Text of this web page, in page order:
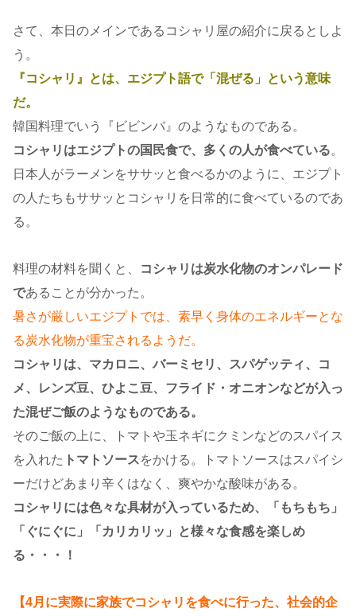
さて、本日のメインであるコシャリ屋の紹介に戻るとしよ
う。
『コシャリ』とは、エジプト語で「混ぜる」という意味
だ。
韓国料理でいう『ビビンバ』のようなものである。
コシャリはエジプトの国民食で、多くの人が食べている。
日本人がラーメンをササッと食べるかのように、エジプト
の人たちもササッとコシャリを日常的に食べているのであ
る。
料理の材料を聞くと、
コシャリは炭水化物のオンパレード
であることが分かった。
暑さが厳しいエジプトでは、素早く身体のエネルギーとな
る炭水化物が重宝されるようだ。
コシャリは、マカロニ、バーミセリ、スパゲッティ、コ
メ、レンズ豆、ひよこ豆、 フライド・オニオンなどが入っ
た混ぜご飯のようなものである。
そのご飯の上に、トマトや玉ネギにクミンなどのスパイス
を入れた トマトソースをかける。トマトソースはスパイシ
ーだけどあまり辛くはなく、爽やかな酸味がある。
コシャリには色々な具材が入っているため、「もちもち」
「ぐにぐに」「カリカリッ」と様々な食感を楽しめ
る・・・！
【4月に実際に家族でコシャリを食べに行った、社会的企